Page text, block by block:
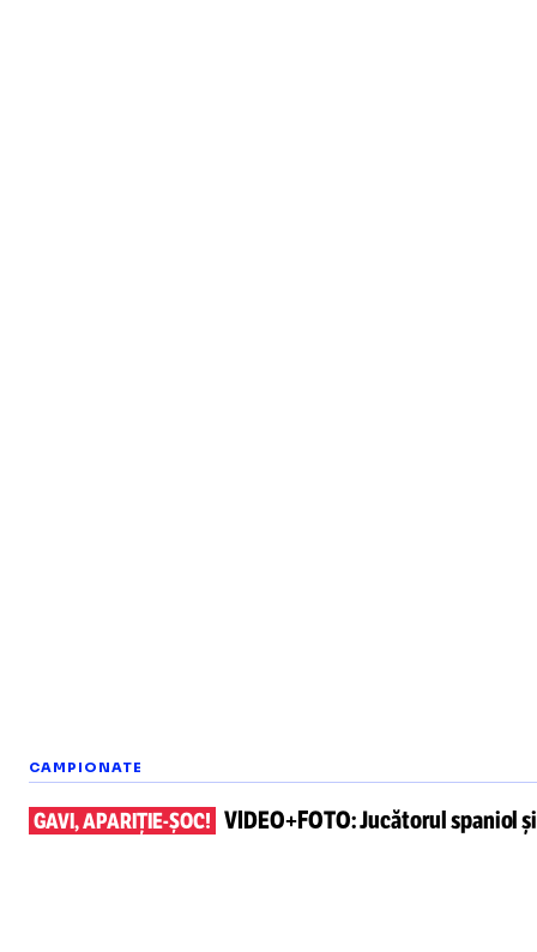
CAMPIONATE
GAVI, APARIȚIE-ȘOC! VIDEO+FOTO:Jucătorul spaniol